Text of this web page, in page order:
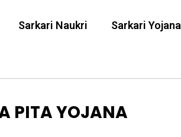
Sarkari Naukri Sarkari Yojana
PITA YOJANA